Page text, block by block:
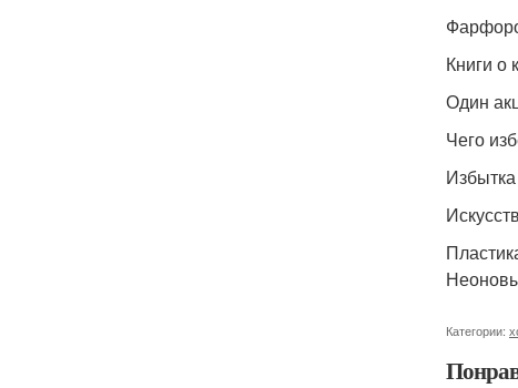
Книги о
Один
Чего
Категории: